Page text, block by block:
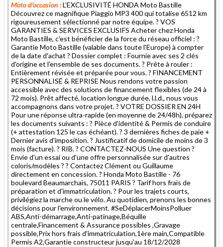
Moto d'occasion :L'EXCLUSIVITÉ HONDA Moto Bastille
Découvrez ce magnifique Piaggio MP3 400 qui totalise 6512 km
rigoureusement sélectionné par notre équipe. ? VOS
GARANTIES & SERVICES EXCLUSIFS Acheter chez Honda
Moto Bastille, c'est bénéficier de la force du réseau officiel : ?
Garantie Moto Bastille (valable dans toute l'Europe) à compter
de la date d'achat ? Dossier complet : Fournie avec ses 2 clés
d'origine et l'ensemble de ses documents. ? Prête à rouler :
Entièrement révisée et préparée pour vous. ? FINANCEMENT
PERSONNALISÉ & REPRISE Nous rendons votre passion
accessible avec des solutions de financement flexibles (de 24 à
72 mois). Prêt affecté, location longue durée, l.l.d., nous vous
accompagnons dans votre projet. ? VOTRE DOSSIER EN 24H
Pour une réponse ultra-rapide (en moyenne de 24/48h), préparez
les documents suivants : ? Pièce d'identité & Permis de conduire
(+ attestation 125 le cas échéant). ? 3 dernières fiches de paie +
Dernier avis d'imposition. ? Justificatif de domicile de moins de 3
mois (facture). ? RIB. ? CONTACTEZ-NOUS Une question ?
Envie d'un essai ou d'une offre personnalisée sur d'autres
coloris/modèles ? ? Contactez Clément ou Guillaume
directement en concession. ? Honda Moto Bastille - 76
boulevard Beaumarchais, 75011 PARIS ? Tarif hors frais de
préparation et d'immatriculation. ? Pour les trajets courts,
privilégiez la marche ou le vélo. Au quotidien, prenons les bonnes
décisions pour l'environnement. #SeDéplacerMoinsPolluer
ABS,Anti-démarrage,Anti-patinage,Béquille
centrale,Financement & Assurance possibles ,Gravage
possible,Prix hors frais d'immatriculation,1ère main,Compatible
Permis A2,Garantie constructeur jusqu'au 18/12/2028